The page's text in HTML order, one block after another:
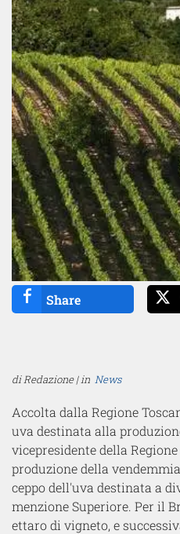
Share
di Redazione | in News
Accolta dalla Regione
uva destinata alla
vicepresidente della
produzione della
ceppo dell'uva destinata a
menzione Superiore. Per il
ettaro di vigneto, e